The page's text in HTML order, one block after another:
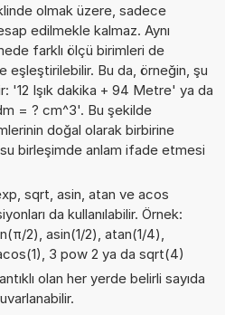
olmak üzere, sadece
edilmekle kalmaz. Aynı
farklı ölçü birimleri de
eşleştirilebilir. Bu da, örneğin, şu
'12 Işık dakika + 94 Metre' ya da
= ? cm^3'. Bu şekilde
doğal olarak birbirine
birleşimde anlam ifade etmesi
sqrt, asin, atan ve acos
da kullanılabilir. Örnek:
2), asin(1/2), atan(1/4),
3 pow 2 ya da sqrt(4)
olan her yerde belirli sayıda